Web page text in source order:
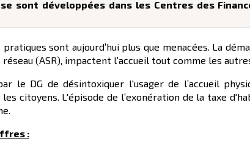
sont développées dans les Centres des
sont aujourd’hui plus que menacées. La
(ASR), impactent l’accueil tout comme les
le DG de désintoxiquer l'usager de l’accueil
citoyens. L'épisode de l’exonération de la taxe
: